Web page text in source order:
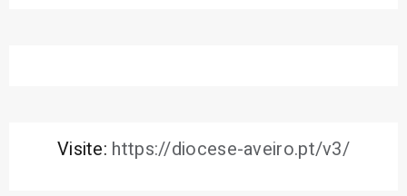
Visite: https://diocese-aveiro.pt/v3/